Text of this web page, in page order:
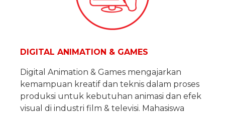
DIGITAL ANIMATION & GAMES
Digital Animation & Games mengajarkan
kemampuan kreatif dan teknis dalam proses
produksi untuk kebutuhan animasi dan efek
visual di industri film & televisi. Mahasiswa